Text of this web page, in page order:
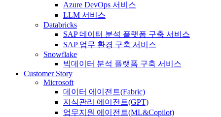
Azure DevOps 서비스
LLM 서비스
Databricks
SAP 데이터 분석 플랫폼 구축 서비스
SAP 업무 환경 구축 서비스
Snowflake
빅데이터 분석 플랫폼 구축 서비스
Customer Story
Microsoft
데이터 에이전트(Fabric)
지식관리 에이전트(GPT)
업무지원 에이전트(ML&Copilot)